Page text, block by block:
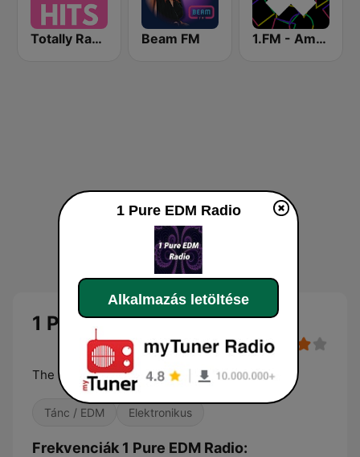
Totally Radio Hits Beam FM 1.FM - Amsterdam Trance
1 Pure EDM Radio
The best EDM variety anywhere.
Tánc / EDM Elektronikus
Frekvenciák 1 Pure EDM Radio:
1 Pure EDM Radio
Alkalmazás letöltése